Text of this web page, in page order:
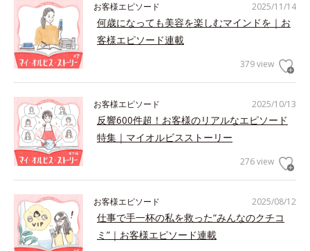
2025/11/14
お客様エピソード
何歳になっても美容を楽しむマインドを｜お
客様エピソード連載
379 view
2025/10/13
お客様エピソード
反響600件超！お客様のリアルなエピソード
特集｜マイオルビスストーリー
276 view
2025/08/12
お客様エピソード
仕事で手一杯の私を救った“みんなのクチコ
ミ”｜お客様エピソード連載